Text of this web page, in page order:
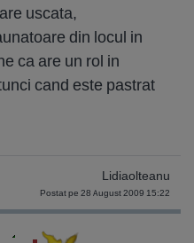
uscata,
din locul in
ca are un rol in
cand este pastrat
Lidiaolteanu
Postat pe 28 August 2009 15:22